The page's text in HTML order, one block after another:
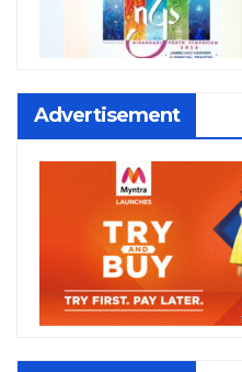
Advertisement